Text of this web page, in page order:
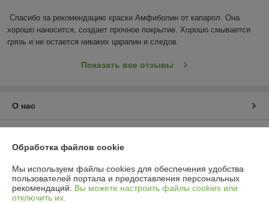
Спасибо за рекомендацию краски Амфиболин от капарол. Она
хорошо наносится, создает прочное покрытие. Хорошо смывается
грязь и не остается никаких царапин и следов.
Показать все отзывы
О нас
График работы
Обработка файлов cookie
Мы используем файлы cookies для обеспечения удобства
пользователей портала и предоставления персональных
рекомендаций. Вы можете настроить файлы cookies или
отключить их.